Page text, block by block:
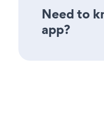
Need to
app?